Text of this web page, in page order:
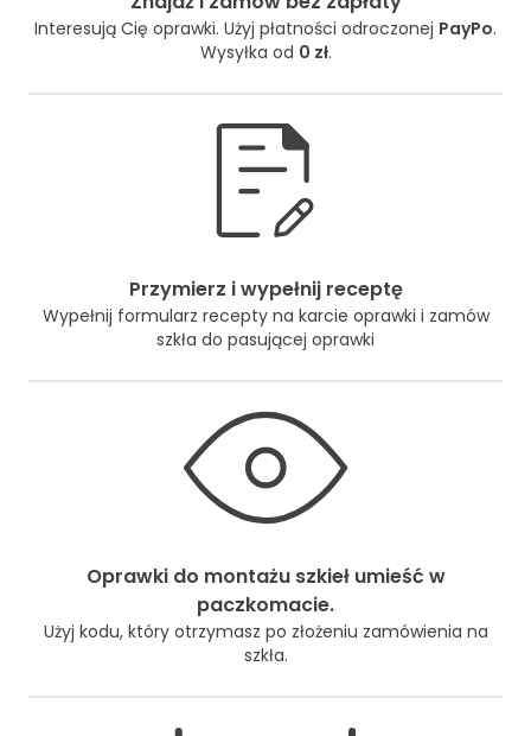
Interesują Cię oprawki. Użyj płatności odroczonej PayPo.
Wysyłka od 0 zł.
Przymierz i wypełnij receptę
Wypełnij formularz recepty na karcie oprawki i zamów
szkła do pasującej oprawki
Oprawki do montażu szkieł umieść w
paczkomacie.
Użyj kodu, który otrzymasz po złożeniu zamówienia na
szkła.